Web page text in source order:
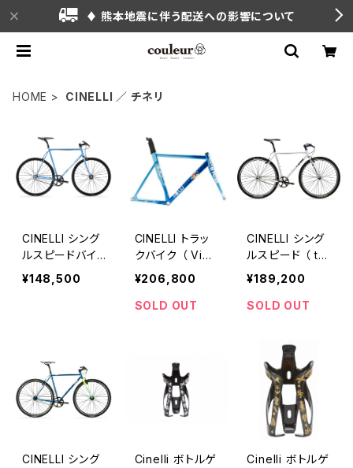
♦ 熊本地震に伴う配送への影響について
HOME CINELLI ／ チネリ
CINELLI シング
ルスピードバイ
ク （ Gazzetta
¥148,500
CINELLI トラッ
クバイク （ Vigo
relli ）フレーム・
フォークセット
¥206,800
SOLD OUT
CINELLI シング
ルスピード （ tut
to plus silver
bootleg ）
¥189,200
SOLD OUT
CINELLI シング
Cinelli ボトルゲ
Cinelli ボトルゲ